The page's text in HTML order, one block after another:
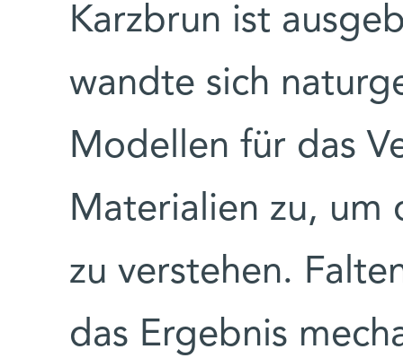
Karzbrun ist
wandte sich
Modellen für das
Materialien zu, um
zu verstehen.
das Ergebnis